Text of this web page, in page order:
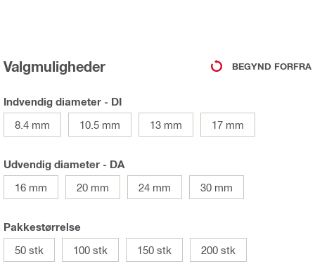
Valgmuligheder BEGYND FORFRA
Indvendig diameter - DI
8.4 mm
10.5 mm 13 mm 17 mm
Udvendig diameter - DA
16 mm
20 mm 24 mm 30 mm
Pakkestørrelse
50 stk
100 stk 150 stk 200 stk